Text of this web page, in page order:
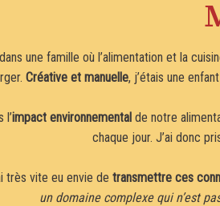
une famille où l’alimentation et la
Créative et manuelle, j’étais une
l’impact environnemental de notre
chaque jour. J’ai donc
très vite eu envie de transmettre ces
un domaine complexe qui n’est